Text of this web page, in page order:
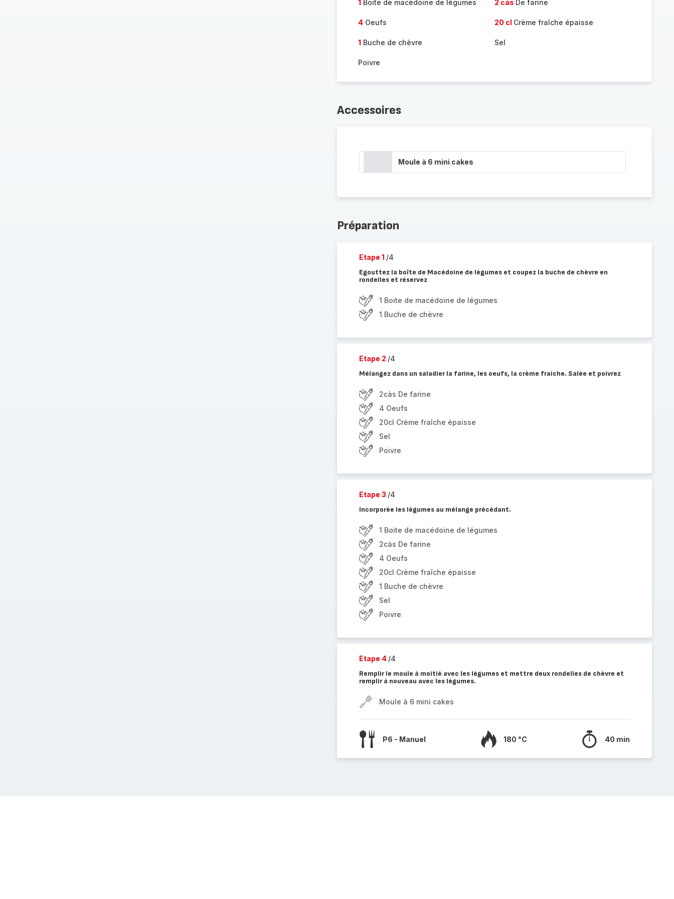
1 Boite de macédoine de légumes 2 càs De farine
4Oeufs 20 cl Crème fraîche épaisse
1 Buche de chèvre Sel
Poivre
Accessoires
Moule à 6 mini cakes
Préparation
Etape 1 /4
Egouttez la boîte de Macédoine de légumes et coupez la buche de chèvre en
rondelles et réservez
1 Boite de macédoine de légumes
1 Buche de chèvre
Etape 2 /4
Mélangez dans un saladier la farine, les oeufs, la crème fraiche. Salée et poivrez
2càs De farine
4 Oeufs
20cl Crème fraîche épaisse
Sel
Poivre
Etape 3 /4
Incorporée les légumes au mélange précédant.
1 Boite de macédoine de légumes
2càs De farine
4 Oeufs
20cl Crème fraîche épaisse
1 Buche de chèvre
Sel
Poivre
Etape 4 /4
Remplir le moule à moitié avec les légumes et mettre deux rondelles de chèvre et
remplir à nouveau avec les légumes.
Moule à 6 mini cakes
P6 - Manuel 180 °C 40 min